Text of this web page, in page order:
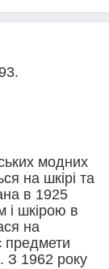
модних
на шкірі та
в 1925
і шкірою в
на
предмети
З 1962 року